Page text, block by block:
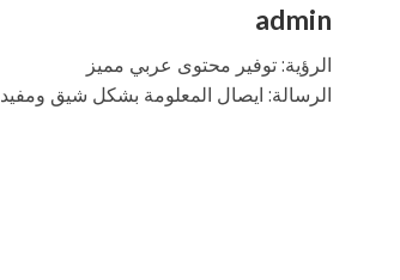
admin
الرؤية: توفير محتوى عربي مميز
الرسالة: ايصال المعلومة بشكل شيق ومفيد